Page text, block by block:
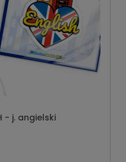
- j. angielski